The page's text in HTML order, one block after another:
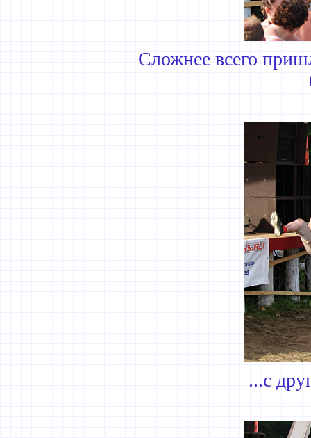
Сложнее всего
...с